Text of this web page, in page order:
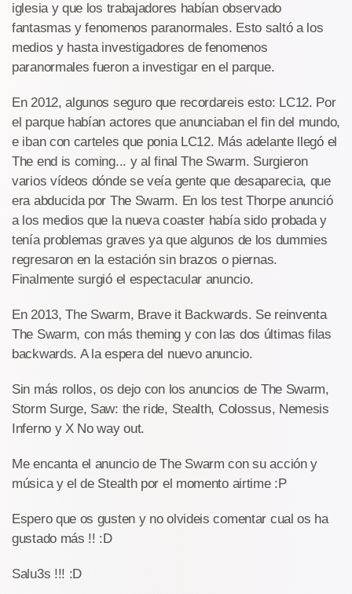
iglesia y que los trabajadores habían observado
fantasmas y fenomenos paranormales. Esto saltó a los
medios y hasta investigadores de fenomenos
paranormales fueron a investigar en el parque.
En 2012, algunos seguro que recordareis esto: LC12. Por
el parque habían actores que anunciaban el fin del mundo,
e iban con carteles que ponia LC12. Más adelante llegó el
The end is coming... y al final The Swarm. Surgieron
varios vídeos dónde se veía gente que desaparecia, que
era abducida por The Swarm. En los test Thorpe anunció
a los medios que la nueva coaster había sido probada y
tenía problemas graves ya que algunos de los dummies
regresaron en la estación sin brazos o piernas.
Finalmente surgió el espectacular anuncio.
En 2013, The Swarm, Brave it Backwards. Se reinventa
The Swarm, con más theming y con las dos últimas filas
backwards. A la espera del nuevo anuncio.
Sin más rollos, os dejo con los anuncios de The Swarm,
Storm Surge, Saw: the ride, Stealth, Colossus, Nemesis
Inferno y X No way out.
Me encanta el anuncio de The Swarm con su acción y
música y el de Stealth por el momento airtime :P
Espero que os gusten y no olvideis comentar cual os ha
gustado más !! :D
Salu3s !!! :D